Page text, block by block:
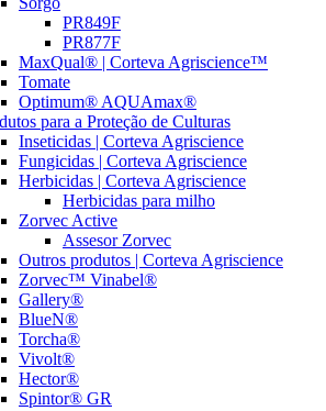
PR849F
PR877F
MaxQual® | Corteva Agriscience™
Tomate
Optimum® AQUAmax®
para a Proteção de Culturas
Inseticidas | Corteva Agriscience
Fungicidas | Corteva Agriscience
Herbicidas | Corteva Agriscience
Herbicidas para milho
Zorvec Active
Assesor Zorvec
Outros produtos | Corteva Agriscience
Zorvec™ Vinabel®
Gallery®
BlueN®
Torcha®
Vivolt®
Hector®
Spintor® GR